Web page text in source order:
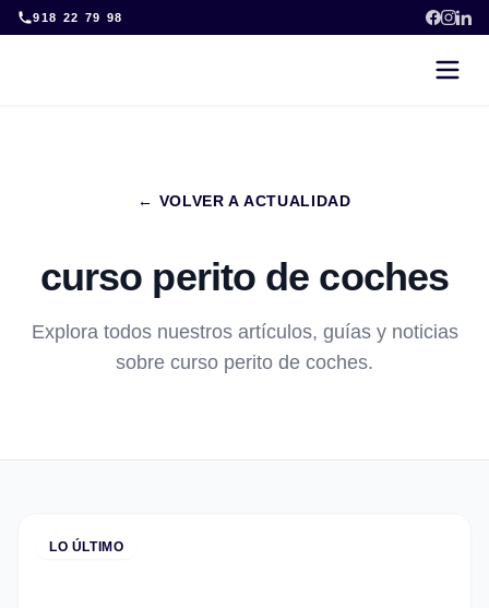
Skip
to
918 22 79 98
← VOLVER A ACTUALIDAD
curso perito de coches
Explora todos nuestros artículos, guías y noticias
sobre curso perito de coches.
LO ÚLTIMO